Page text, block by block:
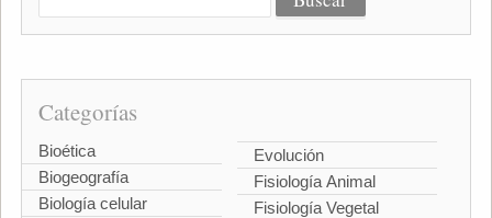
Categorías
Bioética
Biogeografía
Biología celular
Evolución
Fisiología Animal
Fisiología Vegetal